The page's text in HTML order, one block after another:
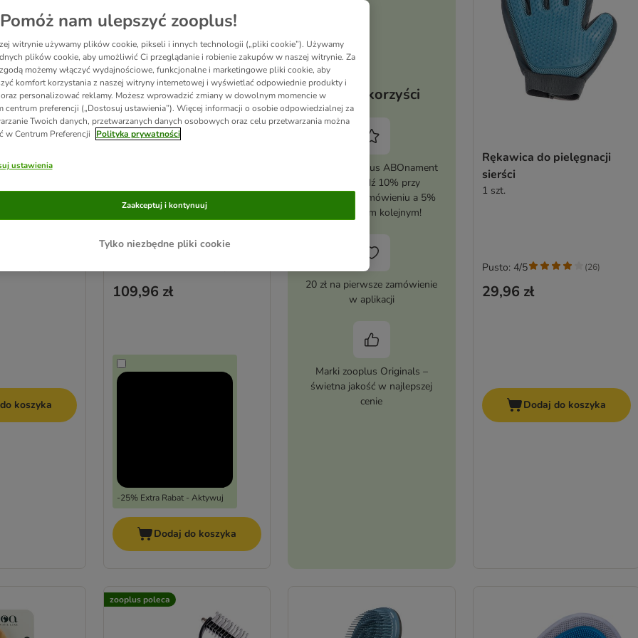
12,2 cm
koszyka
Szerokość grzebienia 9,6 cm
109,96 zł
-25% Extra Rabat - Aktywuj
Dodaj do koszyka
Twoje korzyści
Aktywuj zooplus ABOnament
i zaoszczędź 10% przy
pierwszym zamówieniu a 5%
przy każdym kolejnym!
20 zł na pierwsze zamówienie
w aplikacji
Marki zooplus Originals –
świetna jakość w najlepszej
cenie
Rękawica do pielęgnacji
sierści
1 szt.
29,96 zł
Pusto: 4/5 (26)
Dodaj do koszyka
zooplus poleca
Pomóż nam ulepszyć zooplus!
witrynie używamy plików cookie, pikseli i innych technologii („pliki cookie”). Używamy
plików cookie, aby umożliwić Ci przeglądanie i robienie zakupów w naszej witrynie. Za
możemy włączyć wydajnościowe, funkcjonalne i marketingowe pliki cookie, aby
komfort korzystania z naszej witryny internetowej i wyświetlać odpowiednie produkty i
oraz personalizować reklamy. Możesz wprowadzić zmiany w dowolnym momencie w
centrum preferencji („Dostosuj ustawienia”). Więcej informacji o osobie odpowiedzialnej za
Twoich danych, przetwarzanych danych osobowych oraz celu przetwarzania można
w Centrum Preferencji
Polityka prywatności
ustawienia
Tylko niezbędne pliki cookie
Zaakceptuj i kontynuuj